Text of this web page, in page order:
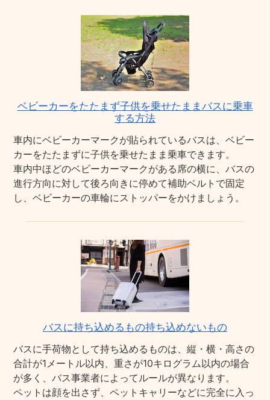
ベビーカーをたたまず子供を乗せたままバスに乗車
する方法
車内にベビーカーマークが貼られているバスは、ベビー
カーをたたまずに子供を乗せたまま乗車できます。
車内中ほどのベビーカーマークがある席の横に、バスの
進行方向に対して後ろ向きに停めて補助ベルトで固定
し、ベビーカーの車輪にストッパーをかけましょう。
バスに持ち込めるもの持ち込めないもの
バスに手荷物として持ち込めるものは、縦・横・高さの
合計が1メートル以内、重さが10キログラム以内の場合
が多く、バス事業者によってルールが異なります。
ペットは顔を出さず、ペットキャリーなどに完全に入っ